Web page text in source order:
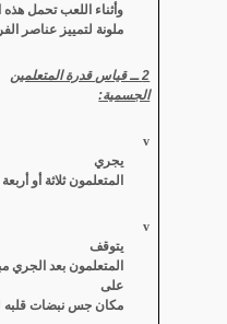
وأثناء اللعب تحمل هذه
ملونة لتمييز عناصر
2 ــ قياس قدرة المتعلمين
الجسمية:
v
يجري
المتعلمون ثلاثة أو
v
يتوقف
المتعلمون بعد
على
مكان جس نبضات قلبه